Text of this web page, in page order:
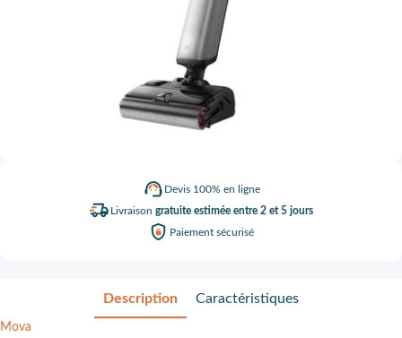
Devis 100% en ligne
Livraison gratuite estimée entre 2 et 5 jours
Paiement sécurisé
Description Caractéristiques
Mova